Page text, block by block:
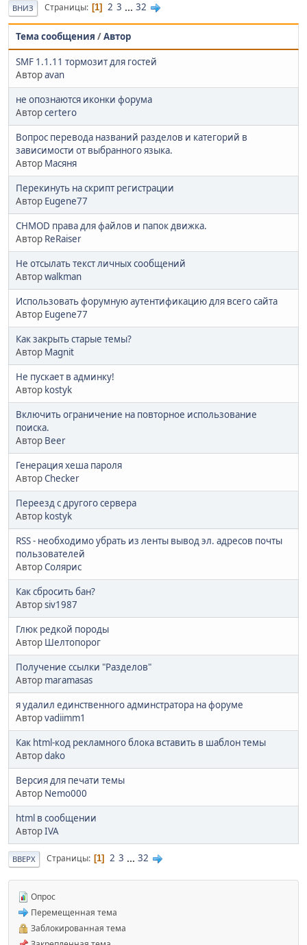
ВНИЗ Страницы 1 2 3 ... 32
Тема сообщения /Автор
SMF 1.1.11 тормозит для гостей
Авторavan
не опознаются иконки форума
Авторcertero
Вопрос перевода названий разделов и категорий в
зависимости от выбранного языка.
Автор Масяня
Перекинуть на скрипт регистрации
Автор Eugene77
CHMOD права для файлов и папок движка.
Автор ReRaiser
Не отсылать текст личных сообщений
Авторwalkman
Использовать форумную аутентификацию для всего сайта
Автор Eugene77
Как закрыть старые темы?
Автор Magnit
Не пускает в админку!
Автор kostyk
Включить ограничение на повторное использование
поиска.
Автор Beer
Генерация хеша пароля
АвторChecker
Переезд с другого сервера
Автор kostyk
RSS - необходимо убрать из ленты вывод эл. адресов почты
пользователей
АвторСолярис
Как сбросить бан?
Авторsiv1987
Глюк редкой породы
Автор Шелтопорог
Получение ссылки "Разделов"
Автор maramasas
я удалил единственного админстратора на форуме
Авторvadiimm1
Как html-код рекламного блока вставить в шаблон темы
Авторdako
Версия для печати темы
Автор Nemo000
html в сообщении
АвторIVA
ВВЕРХ Страницы 1 2 3 ... 32
Опрос
Перемещенная тема
Заблокированная тема